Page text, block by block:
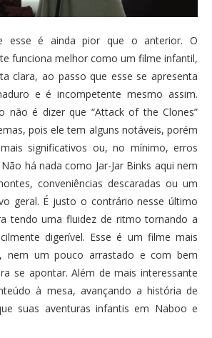
esse é ainda pior que o anterior. O
funciona melhor como um filme infantil,
clara, ao passo que esse se apresenta
e é incompetente mesmo assim.
não é dizer que “Attack of the Clones”
pois ele tem alguns notáveis, porém
significativos ou, no mínimo, erros
há nada como Jar-Jar Binks aqui nem
conveniências descaradas ou um
geral. É justo o contrário nesse último
tendo uma fluidez de ritmo tornando a
digerível. Esse é um filme mais
nem um pouco arrastado e com bem
se apontar. Além de mais interessante
à mesa, avançando a história de
suas aventuras infantis em Naboo e